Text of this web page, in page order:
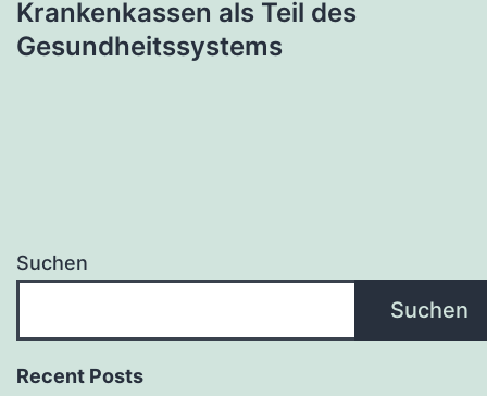
Krankenkassen als Teil des
Gesundheitssystems
Suchen
Suchen
Recent Posts